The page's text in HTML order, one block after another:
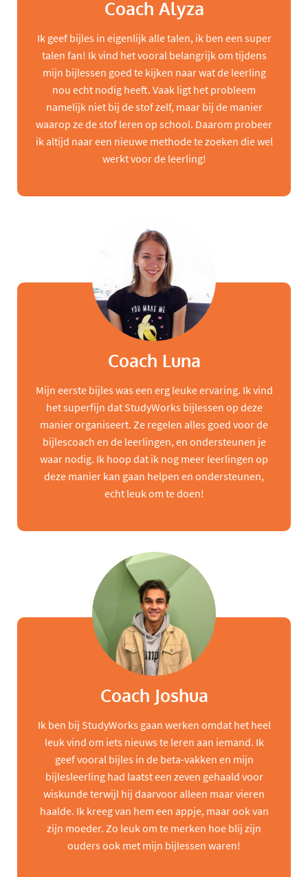
Coach Alyza
Ik geef bijles in eigenlijk alle talen, ik ben een super
talen fan! Ik vind het vooral belangrijk om tijdens
mijn bijlessen goed te kijken naar wat de leerling
nou echt nodig heeft. Vaak ligt het probleem
namelijk niet bij de stof zelf, maar bij de manier
waarop ze de stof leren op school. Daarom probeer
ik altijd naar een nieuwe methode te zoeken die wel
werkt voor de leerling!
Coach Luna
Mijn eerste bijles was een erg leuke ervaring. Ik vind
het superfijn dat StudyWorks bijlessen op deze
manier organiseert. Ze regelen alles goed voor de
bijlescoach en de leerlingen, en ondersteunen je
waar nodig. Ik hoop dat ik nog meer leerlingen op
deze manier kan gaan helpen en ondersteunen,
echt leuk om te doen!
Coach Joshua
Ik ben bij StudyWorks gaan werken omdat het heel
leuk vind om iets nieuws te leren aan iemand. Ik
geef vooral bijles in de beta-vakken en mijn
bijlesleerling had laatst een zeven gehaald voor
wiskunde terwijl hij daarvoor alleen maar vieren
haalde. Ik kreeg van hem een appje, maar ook van
zijn moeder. Zo leuk om te merken hoe blij zijn
ouders ook met mijn bijlessen waren!